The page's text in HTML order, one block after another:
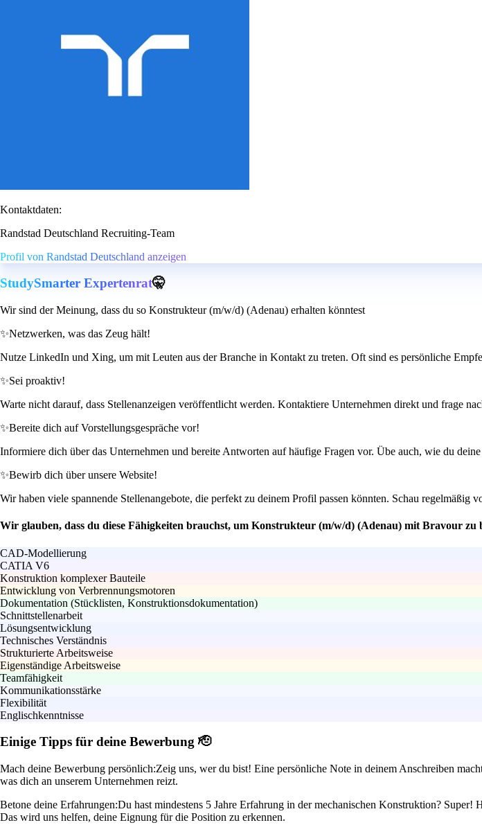
Kontaktdaten:
Randstad Deutschland Recruiting-Team
Profil von Randstad Deutschland anzeigen
StudySmarter Expertenrat🤫
Wir sind der Meinung, dass du so Konstrukteur (m/w/d) (Adenau) erhalten könntest
✨Netzwerken, was das Zeug hält!
Nutze LinkedIn und Xing, um mit Leuten aus der Branche in Kontakt zu treten. Oft sind es persönliche
✨Sei proaktiv!
Warte nicht darauf, dass Stellenanzeigen veröffentlicht werden. Kontaktiere Unternehmen direkt und frage
✨Bereite dich auf Vorstellungsgespräche vor!
Informiere dich über das Unternehmen und bereite Antworten auf häufige Fragen vor. Übe auch, wie du
✨Bewirb dich über unsere Website!
Wir haben viele spannende Stellenangebote, die perfekt zu deinem Profil passen könnten. Schau
Wir glauben, dass du diese Fähigkeiten brauchst, um Konstrukteur (m/w/d) (Adenau) mit Bravour zu
CAD-Modellierung
CATIA V6
Konstruktion komplexer Bauteile
Entwicklung von Verbrennungsmotoren
Dokumentation (Stücklisten, Konstruktionsdokumentation)
Schnittstellenarbeit
Lösungsentwicklung
Technisches Verständnis
Strukturierte Arbeitsweise
Eigenständige Arbeitsweise
Teamfähigkeit
Kommunikationsstärke
Flexibilität
Englischkenntnisse
Einige Tipps für deine Bewerbung 🫡
Mach deine Bewerbung persönlich:Zeig uns, wer du bist! Eine persönliche Note in deinem Anschreiben
was dich an unserem Unternehmen reizt.
Betone deine Erfahrungen:Du hast mindestens 5 Jahre Erfahrung in der mechanischen Konstruktion?
Das wird uns helfen, deine Eignung für die Position zu erkennen.